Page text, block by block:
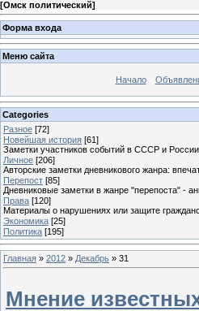
[Омск политический]
Форма входа
Меню сайта
Начало
Categories
Разное [72]
Новейшая история [61]
Заметки участников событий в СССР и
Личное [206]
Авторские заметки дневникового жанра:
Перепост [85]
Дневниковые заметки в жанре "перепоста" -
Права [120]
Материалы о нарушениях или защите
Экономика [25]
Политика [195]
Главная » 2012 » Декабрь » 31
Мнение